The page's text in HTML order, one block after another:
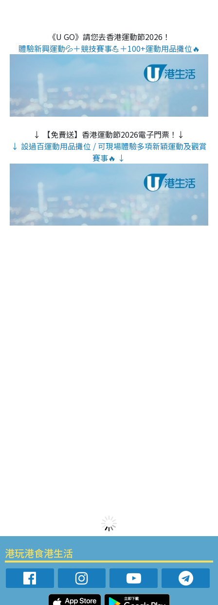
《U GO》請您去香港運動節2026！
體驗新興運動💦＋競技賽事💪＋100+運動用品攤位🔥
↓ 【免費送】香港運動節2026電子門票！↓
↓ 設過百運動用品攤位 / 可現場體驗多項新穎運動及觀賞
賽事🔥 ↓
港玩港食港生活